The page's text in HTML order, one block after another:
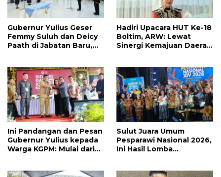
Gubernur Yulius Geser
Femmy Suluh dan Deicy
Paath di Jabatan Baru,
Hadiri Upacara HUT Ke-18
Boltim, ARW: Lewat
Sinergi Kemajuan Daerah
Ini Pandangan dan Pesan
Gubernur Yulius kepada
Warga KGPM: Mulai dari
Sulut Juara Umum
Pesparawi Nasional 2026,
Ini Hasil Lomba